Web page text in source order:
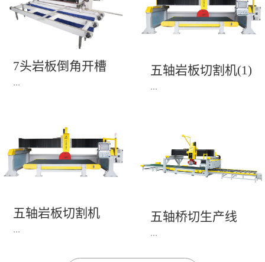
7头岩板倒角开槽
机(1)
...
永达机电7头岩板倒角
开槽机，该设备采用流
水线作业，加工效率
陶瓷人造石进行直边斜
边修边倒角并开槽。
五轴岩板切割机(1)
...
1、简单易学的编程软
件，直观，快速，易
学。2、操作系统简单
稳、可靠。3、前后刀
切割，带去毛刺倒角功
五轴岩板切割机
...
五轴桥切生产线
...